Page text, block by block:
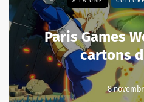
Paris Games
cartons
8